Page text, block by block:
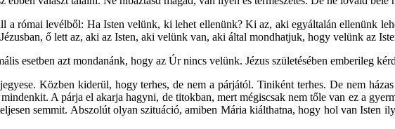
római levélből: Ha Isten velünk, ki lehet ellenünk? Ki az, aki egyáltalán ellenünk
ő lett az, aki az Isten, aki velünk van, aki által mondhatjuk, hogy velünk az
esetben azt mondanánk, hogy az Úr nincs velünk. Jézus születésében emberileg
Közben kiderül, hogy terhes, de nem a párjától. Tiniként terhes. De nem
A párja el akarja hagyni, de titokban, mert mégiscsak nem tőle van ez a
semmit. Abszolút olyan szituáció, amiben Mária kiálthatna, hogy hol van Isten